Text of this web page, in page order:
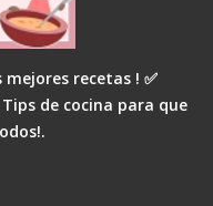
recetas ! ✅
de cocina para que